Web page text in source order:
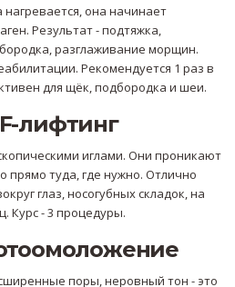
она начинает
Результат - подтяжка,
разглаживание морщин.
Рекомендуется 1 раз в
для щёк, подбородка и шеи.
лифтинг
иглами. Они проникают
прямо туда, где нужно. Отлично
глаз, носогубных складок, на
Курс - 3 процедуры.
поры, неровный тон - это